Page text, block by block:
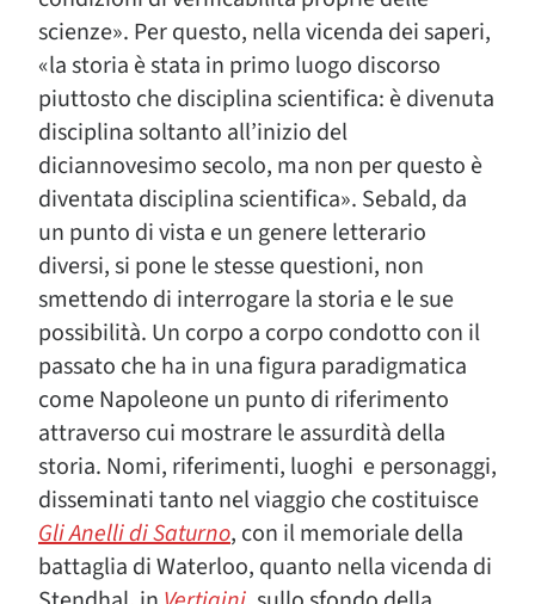
scienze». Per questo, nella vicenda dei saperi,
«la storia è stata in primo luogo discorso
piuttosto che disciplina scientifica: è divenuta
disciplina soltanto all’inizio del
diciannovesimo secolo, ma non per questo è
diventata disciplina scientifica». Sebald, da
un punto di vista e un genere letterario
diversi, si pone le stesse questioni, non
smettendo di interrogare la storia e le sue
possibilità. Un corpo a corpo condotto con il
passato che ha in una figura paradigmatica
come Napoleone un punto di riferimento
attraverso cui mostrare le assurdità della
storia. Nomi, riferimenti, luoghi e personaggi,
disseminati tanto nel viaggio che costituisce
Gli Anelli di Saturno, con il memoriale della
battaglia di Waterloo, quanto nella vicenda di